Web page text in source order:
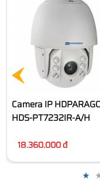
Camera IP
HDS-PT7225IR-A/H
14.380.000 đ